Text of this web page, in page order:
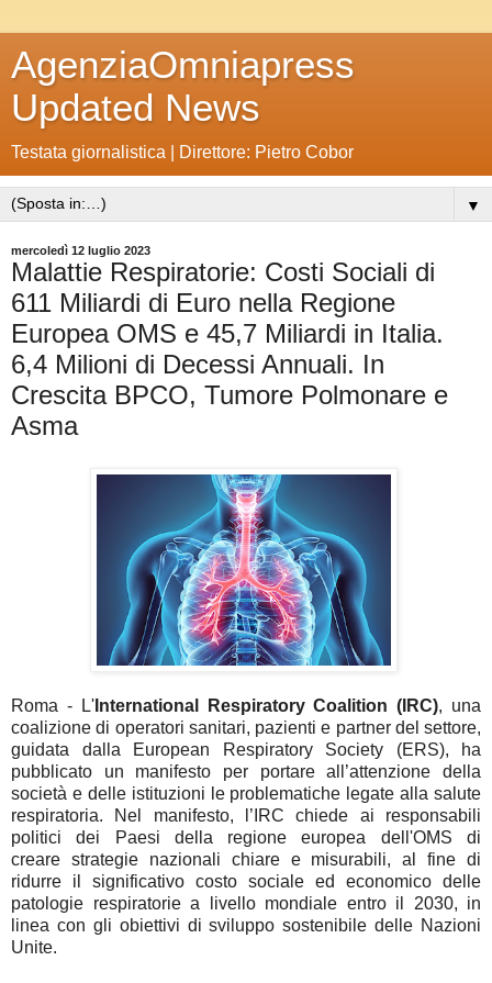
AgenziaOmniapress
Updated News
Testata giornalistica | Direttore: Pietro Cobor
▼
mercoledì 12 luglio 2023
Malattie Respiratorie: Costi Sociali di
611 Miliardi di Euro nella Regione
Europea OMS e 45,7 Miliardi in Italia.
6,4 Milioni di Decessi Annuali. In
Crescita BPCO, Tumore Polmonare e
Asma
Roma - L'International Respiratory Coalition (IRC), una
coalizione di operatori sanitari, pazienti e partner del settore,
guidata dalla European Respiratory Society (ERS), ha
pubblicato un manifesto per portare all’attenzione della
società e delle istituzioni le problematiche legate alla salute
respiratoria. Nel manifesto, l’IRC chiede ai responsabili
politici dei Paesi della regione europea dell'OMS di
creare strategie nazionali chiare e misurabili, al fine di
ridurre il significativo costo sociale ed economico delle
patologie respiratorie a livello mondiale entro il 2030, in
linea con gli obiettivi di sviluppo sostenibile delle Nazioni
Unite.